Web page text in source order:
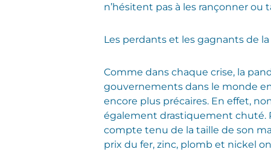
n’hésitent pas à les rançonner
Les perdants et les gagnants de
Comme dans chaque crise, la
gouvernements dans le monde
encore plus précaires. En effet,
également drastiquement chuté.
compte tenu de la taille de son
prix du fer, zinc, plomb et nickel